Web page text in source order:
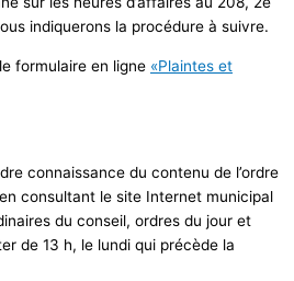
indiquerons la procédure à suivre.
formulaire en ligne «Plaintes et
connaissance du contenu de l’ordre
consultant le site Internet municipal
du conseil, ordres du jour et
de 13 h, le lundi qui précède la